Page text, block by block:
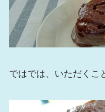
ではでは、いただくこ